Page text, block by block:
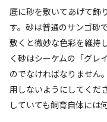
底に砂を敷いてあげて飾
す。砂は普通のサンゴ砂
敷くと微妙な色彩を維持
く砂はシーケムの「グレ
のでなければなりません
用しないようにしてくだ
していても飼育自体には